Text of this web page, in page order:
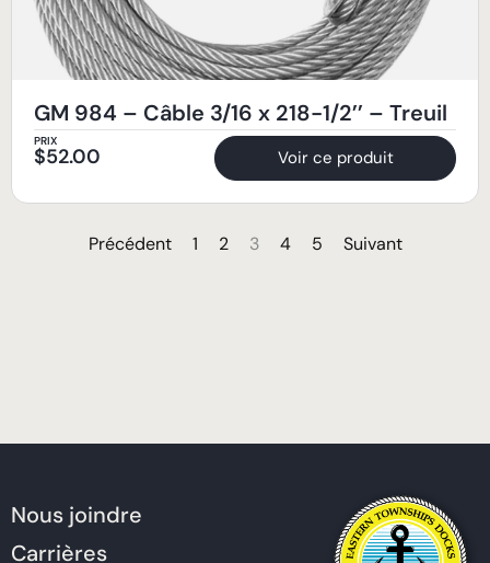
GM 984 – Câble 3/16 x 218-1/2’’ – Treuil
PRIX
$52.00 Voir ce produit
Précédent 1 2 3 4 5 Suivant
Nous joindre
Carrières